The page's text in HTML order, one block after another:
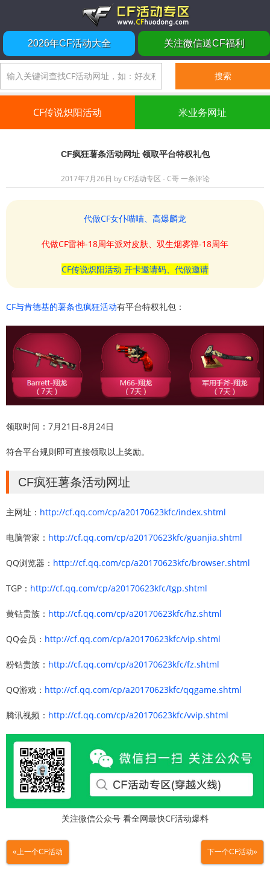
2026年CF活动大全 关注微信送CF福利
CF传说炽阳活动 米业务网址
CF疯狂薯条活动网址 领取平台特权礼包
2017年7月26日 byCF活动专区 - C哥 一条评论
代做CF女仆喵喵、高爆麟龙
代做CF雷神-18周年派对皮肤、双生烟雾弹-18周年
CF传说炽阳活动 开卡邀请码、代做邀请
CF与肯德基的薯条也疯狂活动有平台特权礼包：
领取时间：7月21日-8月24日
符合平台规则即可直接领取以上奖励。
CF疯狂薯条活动网址
主网址： http://cf.qq.com/cp/a20170623kfc/index.shtml
电脑管家： http://cf.qq.com/cp/a20170623kfc/guanjia.shtml
QQ浏览器： http://cf.qq.com/cp/a20170623kfc/browser.shtml
TGP： http://cf.qq.com/cp/a20170623kfc/tgp.shtml
黄钻贵族： http://cf.qq.com/cp/a20170623kfc/hz.shtml
QQ会员： http://cf.qq.com/cp/a20170623kfc/vip.shtml
粉钻贵族： http://cf.qq.com/cp/a20170623kfc/fz.shtml
QQ游戏： http://cf.qq.com/cp/a20170623kfc/qqgame.shtml
腾讯视频： http://cf.qq.com/cp/a20170623kfc/vvip.shtml
关注微信公众号 看全网最快CF活动爆料
«上一个CF活动 下一个CF活动»